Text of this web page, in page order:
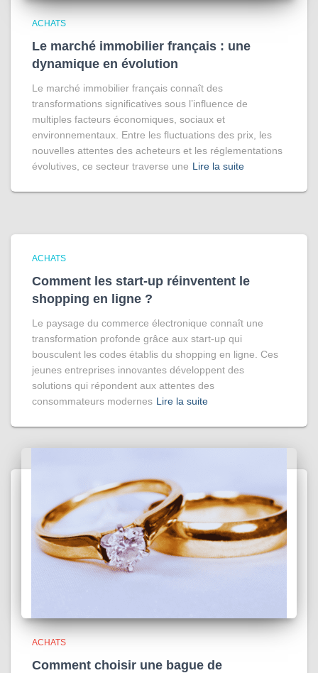
ACHATS
Le marché immobilier français : une
dynamique en évolution
Le marché immobilier français connaît des
transformations significatives sous l’influence de
multiples facteurs économiques, sociaux et
environnementaux. Entre les fluctuations des prix, les
nouvelles attentes des acheteurs et les réglementations
évolutives, ce secteur traverse une Lire la suite
ACHATS
Comment les start-up réinventent le
shopping en ligne ?
Le paysage du commerce électronique connaît une
transformation profonde grâce aux start-up qui
bousculent les codes établis du shopping en ligne. Ces
jeunes entreprises innovantes développent des
solutions qui répondent aux attentes des
consommateurs modernes Lire la suite
ACHATS
Comment choisir une bague de